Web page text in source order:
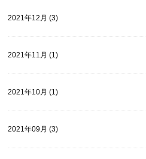
2021年12月 (3)
2021年11月 (1)
2021年10月 (1)
2021年09月 (3)